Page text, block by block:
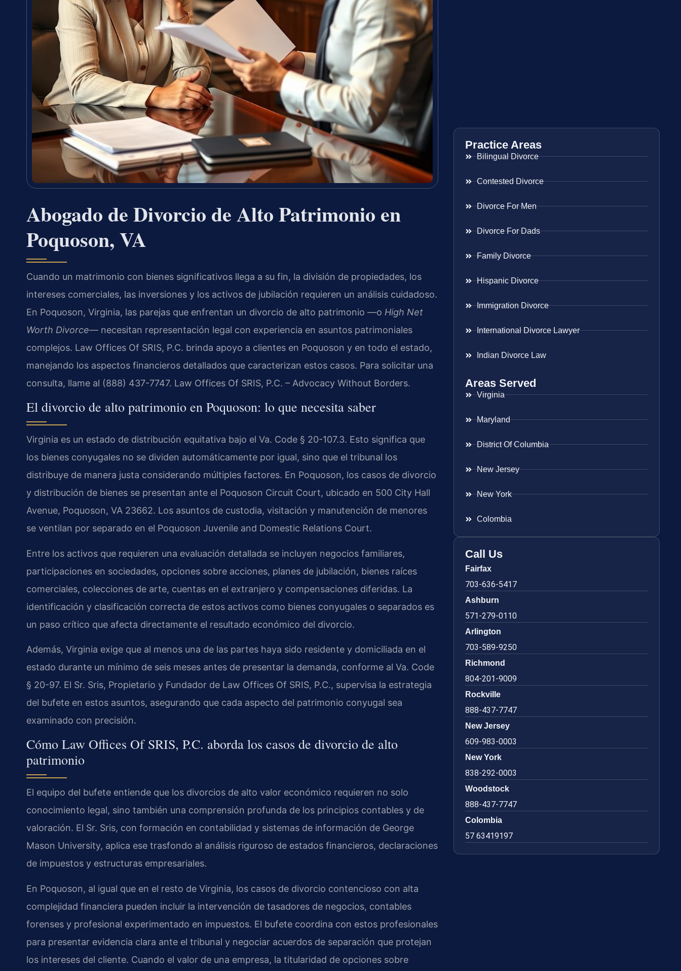
Abogado de Divorcio de Alto Patrimonio en
Poquoson, VA
Cuando un matrimonio con bienes significativos llega a su fin, la división de propiedades, los
intereses comerciales, las inversiones y los activos de jubilación requieren un análisis cuidadoso.
En Poquoson, Virginia, las parejas que enfrentan un divorcio de alto patrimonio —o High Net
Worth Divorce— necesitan representación legal con experiencia en asuntos patrimoniales
complejos. Law Offices Of SRIS, P.C. brinda apoyo a clientes en Poquoson y en todo el estado,
manejando los aspectos financieros detallados que caracterizan estos casos. Para solicitar una
consulta, llame al (888) 437-7747. Law Offices Of SRIS, P.C. – Advocacy Without Borders.
El divorcio de alto patrimonio en Poquoson: lo que necesita saber
Virginia es un estado de distribución equitativa bajo el Va. Code § 20-107.3. Esto significa que
los bienes conyugales no se dividen automáticamente por igual, sino que el tribunal los
distribuye de manera justa considerando múltiples factores. En Poquoson, los casos de divorcio
y distribución de bienes se presentan ante el Poquoson Circuit Court, ubicado en 500 City Hall
Avenue, Poquoson, VA 23662. Los asuntos de custodia, visitación y manutención de menores
se ventilan por separado en el Poquoson Juvenile and Domestic Relations Court.
Entre los activos que requieren una evaluación detallada se incluyen negocios familiares,
participaciones en sociedades, opciones sobre acciones, planes de jubilación, bienes raíces
comerciales, colecciones de arte, cuentas en el extranjero y compensaciones diferidas. La
identificación y clasificación correcta de estos activos como bienes conyugales o separados es
un paso crítico que afecta directamente el resultado económico del divorcio.
Además, Virginia exige que al menos una de las partes haya sido residente y domiciliada en el
estado durante un mínimo de seis meses antes de presentar la demanda, conforme al Va. Code
§ 20-97. El Sr. Sris, Propietario y Fundador de Law Offices Of SRIS, P.C., supervisa la estrategia
del bufete en estos asuntos, asegurando que cada aspecto del patrimonio conyugal sea
examinado con precisión.
Cómo Law Offices Of SRIS, P.C. aborda los casos de divorcio de alto
patrimonio
El equipo del bufete entiende que los divorcios de alto valor económico requieren no solo
conocimiento legal, sino también una comprensión profunda de los principios contables y de
valoración. El Sr. Sris, con formación en contabilidad y sistemas de información de George
Mason University, aplica ese trasfondo al análisis riguroso de estados financieros, declaraciones
de impuestos y estructuras empresariales.
En Poquoson, al igual que en el resto de Virginia, los casos de divorcio contencioso con alta
complejidad financiera pueden incluir la intervención de tasadores de negocios, contables
forenses y profesional experimentado en impuestos. El bufete coordina con estos profesionales
para presentar evidencia clara ante el tribunal y negociar acuerdos de separación que protejan
los intereses del cliente. Cuando el valor de una empresa, la titularidad de opciones sobre
Practice Areas
Bilingual Divorce
Contested Divorce
Divorce For Men
Divorce For Dads
Family Divorce
Hispanic Divorce
Immigration Divorce
International Divorce Lawyer
Indian Divorce Law
Areas Served
Virginia
Maryland
District Of Columbia
New Jersey
New York
Colombia
Call Us
Fairfax
703-636-5417
Ashburn
571-279-0110
Arlington
703-589-9250
Richmond
804-201-9009
Rockville
888-437-7747
New Jersey
609-983-0003
New York
838-292-0003
Woodstock
888-437-7747
Colombia
57 63419197